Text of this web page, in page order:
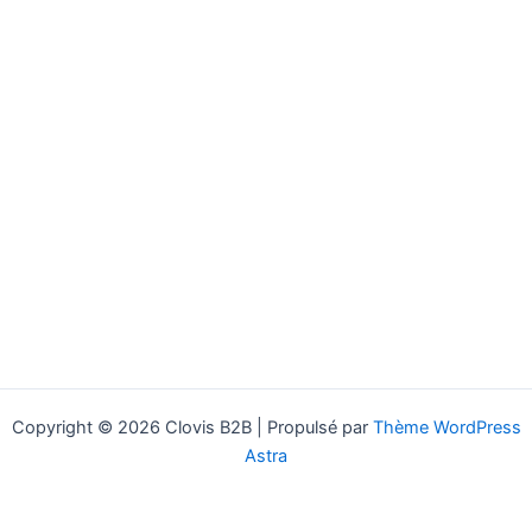
Copyright © 2026 Clovis B2B | Propulsé par Thème WordPress
Astra